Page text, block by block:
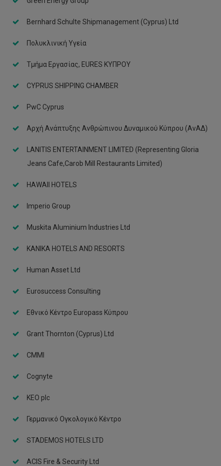
Bernhard Schulte Shipmanagement (Cyprus) Ltd
Πολυκλινική Υγεία
Τμήμα Εργασίας, EURES ΚΥΠΡΟΥ
CYPRUS SHIPPING CHAMBER
PwC Cyprus
Αρχή Ανάπτυξης Ανθρώπινου Δυναμικού Κύπρου (ΑνΑΔ)
LANITIS ENTERTAINMENT LIMITED (Representing Gloria
Jeans Cafe,Carob Mill Restaurants Limited)
HAWAII HOTELS
Imperio Group
Muskita Aluminium Industries Ltd
KANIKA HOTELS AND RESORTS
Human Asset Ltd
Eurosuccess Consulting
Εθνικό Κέντρο Europass Κύπρου
Grant Thornton (Cyprus) Ltd
CMMI
Cognyte
KEO plc
Γερμανικό Ογκολογικό Κέντρο
STADEMOS HOTELS LTD
ACIS Fire & Security Ltd